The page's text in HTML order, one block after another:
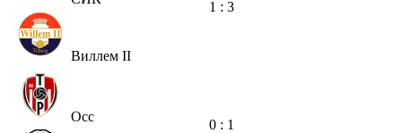
Виллем II
1 : 3
Осс
0 : 1